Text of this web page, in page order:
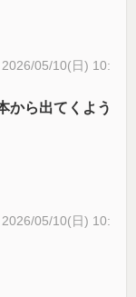
2026/05/10(日) 10:
から出てくよう
2026/05/10(日) 10: